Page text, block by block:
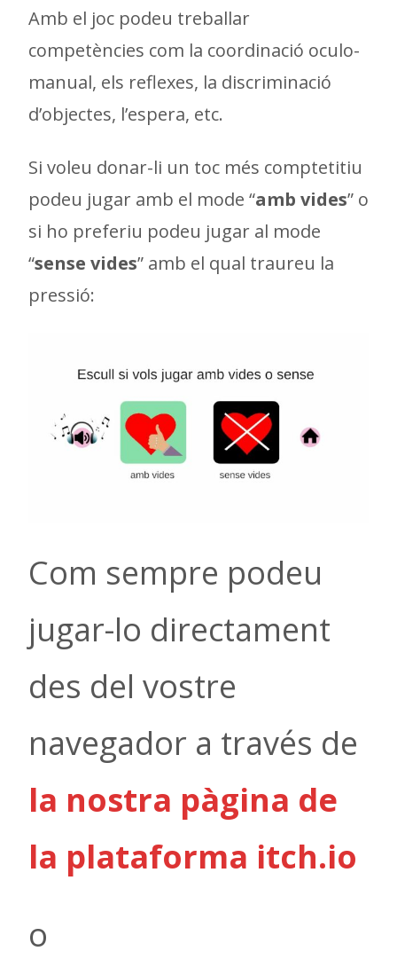
Amb el joc podeu treballar
competències com la coordinació oculo-
manual, els reflexes, la discriminació
d’objectes, l’espera, etc.
Si voleu donar-li un toc més comptetitiu
podeu jugar amb el mode “amb vides” o
si ho preferiu podeu jugar al mode
“sense vides” amb el qual traureu la
pressió:
Com sempre podeu
jugar-lo directament
des del vostre
navegador a través de
la nostra pàgina de
la plataforma itch.io
o